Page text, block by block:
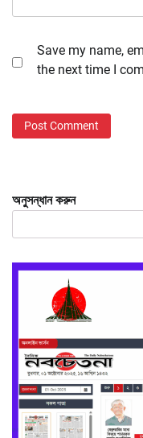
Save my name,
the next time I
অনুসন্ধান করুন